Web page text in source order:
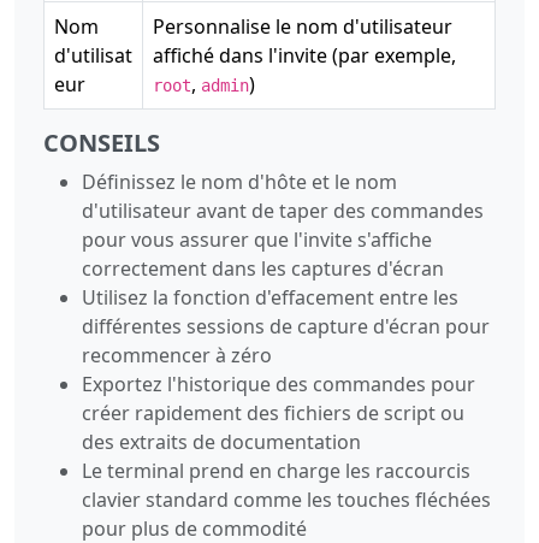
Nom
d'utilisat
eur
Personnalise le nom d'utilisateur
affiché dans l'invite (par exemple,
root, admin)
CONSEILS
Définissez le nom d'hôte et le nom
d'utilisateur avant de taper des commandes
pour vous assurer que l'invite s'affiche
correctement dans les captures d'écran
Utilisez la fonction d'effacement entre les
différentes sessions de capture d'écran pour
recommencer à zéro
Exportez l'historique des commandes pour
créer rapidement des fichiers de script ou
des extraits de documentation
Le terminal prend en charge les raccourcis
clavier standard comme les touches fléchées
pour plus de commodité